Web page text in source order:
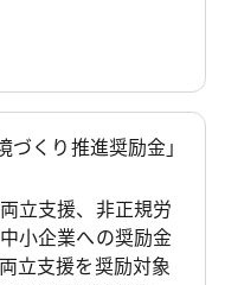
くり推進奨励金」
立支援、非正規労
小企業への奨励金
立支援を奨励対象